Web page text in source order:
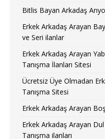
Bitlis Bayan Arkadaş
Erkek Arkadaş Arayan
ve Seri ilanlar
Erkek Arkadaş Arayan
Tanışma İlanları Sitesi
Ücretsiz Üye Olmadan
Tanışma Sitesi
Erkek Arkadaş Arayan
Erkek Arkadaş Arayan
Tanışma ilanları